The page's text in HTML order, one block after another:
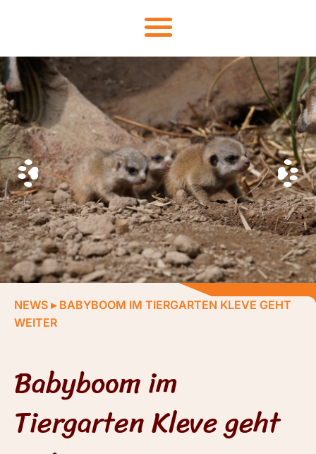
NEWS ▸ BABYBOOM IM TIERGARTEN KLEVE GEHT
WEITER
Babyboom im
Tiergarten Kleve geht